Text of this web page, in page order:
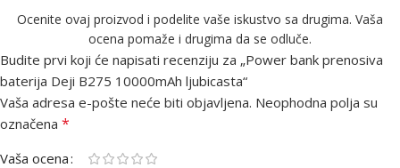
Ocenite ovaj proizvod i podelite vaše iskustvo sa drugima. Vaša
ocena pomaže i drugima da se odluče.
Budite prvi koji će napisati recenziju za „Power bank prenosiva
baterija Deji B275 10000mAh ljubicasta“
Vaša adresa e-pošte neće biti objavljena. Neophodna polja su
označena *
Vaša ocena